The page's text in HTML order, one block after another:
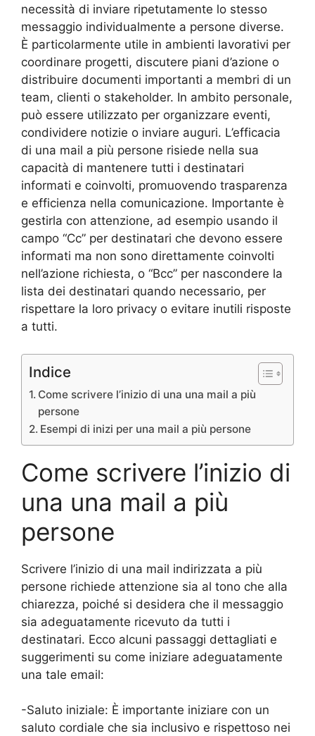
necessità di inviare ripetutamente lo stesso
messaggio individualmente a persone diverse.
È particolarmente utile in ambienti lavorativi per
coordinare progetti, discutere piani d’azione o
distribuire documenti importanti a membri di un
team, clienti o stakeholder. In ambito personale,
può essere utilizzato per organizzare eventi,
condividere notizie o inviare auguri. L’efficacia
di una mail a più persone risiede nella sua
capacità di mantenere tutti i destinatari
informati e coinvolti, promuovendo trasparenza
e efficienza nella comunicazione. Importante è
gestirla con attenzione, ad esempio usando il
campo “Cc” per destinatari che devono essere
informati ma non sono direttamente coinvolti
nell’azione richiesta, o “Bcc” per nascondere la
lista dei destinatari quando necessario, per
rispettare la loro privacy o evitare inutili risposte
a tutti.
Indice
Come scrivere l’inizio di una una mail a più
persone
Esempi di inizi per una mail a più persone
Come scrivere l’inizio di
una una mail a più
persone
Scrivere l’inizio di una mail indirizzata a più
persone richiede attenzione sia al tono che alla
chiarezza, poiché si desidera che il messaggio
sia adeguatamente ricevuto da tutti i
destinatari. Ecco alcuni passaggi dettagliati e
suggerimenti su come iniziare adeguatamente
una tale email:
-Saluto iniziale: È importante iniziare con un
saluto cordiale che sia inclusivo e rispettoso nei